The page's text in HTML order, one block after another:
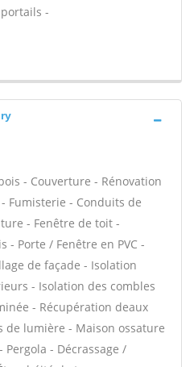
-
- Couverture - Rénovation
Fumisterie - Conduits de
- Fenêtre de toit -
- Porte / Fenêtre en PVC -
de façade - Isolation
- Isolation des combles
- Récupération deaux
de lumière - Maison ossature
- Décrassage /